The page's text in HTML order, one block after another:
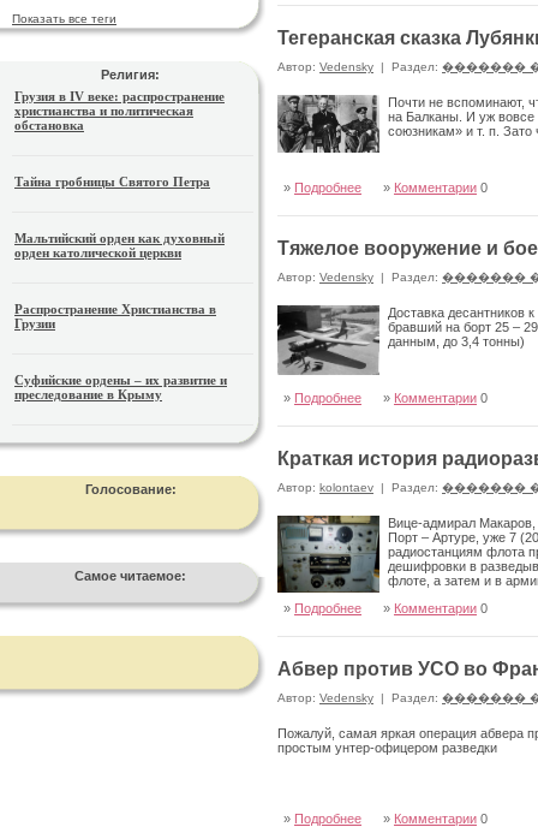
Показать все теги
Религия:
Грузия в IV веке: распространение
христианства и политическая
обстановка
Тайна гробницы Святого Петра
Мальтийский орден как духовный
орден католической церкви
Распространение Христианства в
Грузии
Суфийские ордены – их развитие и
преследование в Крыму
Голосование:
Самое читаемое:
Тегеранская сказка
Автор: Vedensky | Раздел: �������
Почти не вспоминают,
на Балканы. И уж вовсе
союзникам» и т. п. Зато
» Подробнее » Комментарии 0
Тяжелое вооружение и
Автор: Vedensky | Раздел: �������
Доставка десантников
бравший на борт 25 –
данным, до 3,4 тонны)
» Подробнее » Комментарии 0
Краткая история
Автор: kolontaev | Раздел: �������
Вице-адмирал Макаров,
Порт – Артуре, уже 7
радиостанциям флота
дешифровки в
флоте, а затем и в
» Подробнее » Комментарии 0
Абвер против УСО во
Автор: Vedensky | Раздел: �������
Пожалуй, самая яркая операция абвера
простым унтер-офицером разведки
» Подробнее » Комментарии 0